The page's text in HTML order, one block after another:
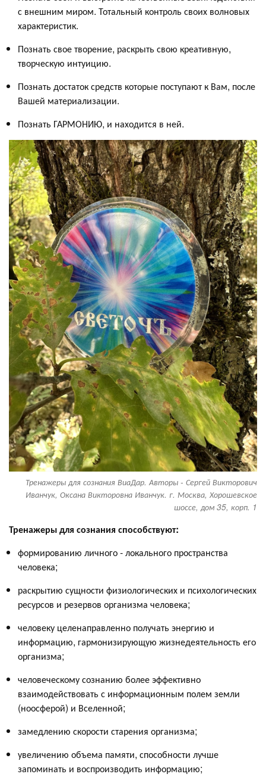
с внешним миром. Тотальный контроль своих волновых
характеристик.
Познать свое творение, раскрыть свою креативную,
творческую интуицию.
Познать достаток средств которые поступают к Вам, после
Вашей материализации.
Познать ГАРМОНИЮ, и находится в ней.
Тренажеры для сознания ВиаДар. Авторы - Сергей Викторович
Иванчук, Оксана Викторовна Иванчук. г. Москва, Хорошевское
шоссе, дом 35, корп. 1
Тренажеры для сознания способствуют:
формированию личного - локального пространства
человека;
раскрытию сущности физиологических и психологических
ресурсов и резервов организма человека;
человеку целенаправленно получать энергию и
информацию, гармонизирующую жизнедеятельность его
организма;
человеческому сознанию более эффективно
взаимодействовать с информационным полем земли
(ноосферой) и Вселенной;
замедлению скорости старения организма;
увеличению объема памяти, способности лучше
запоминать и воспроизводить информацию;